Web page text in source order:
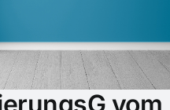
vom